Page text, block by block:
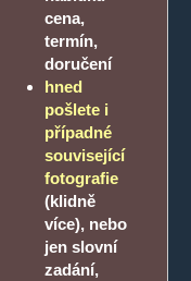
cena,
termín,
doručení
hned
pošlete i
případné
související
fotografie
(klidně
více), nebo
jen slovní
zadání,